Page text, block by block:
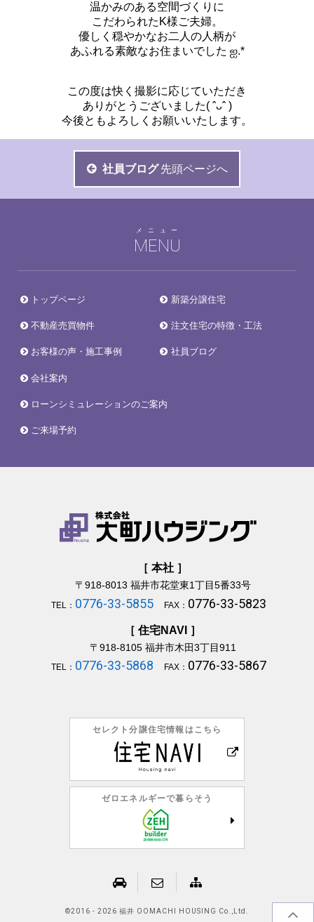
温かみのある空間づくりに
こだわられたK様ご夫婦。
優しく穏やかなお二人の人柄が
あふれる素敵なお住まいでした ஐ.*
この度は快く撮影に応じていただき
ありがとうございました( ˆᴗˆ )
今後ともよろしくお願いいたします。
社員ブログ 先頭ページへ
MENU
メニュー
トップページ 新築分譲住宅
不動産売買物件 注文住宅の特徴・工法
お客様の声・施工事例 社員ブログ
会社案内
ローンシミュレーションのご案内
ご来場予約
［ 本社 ］
〒918-8013 福井市花堂東1丁目5番33号
TEL： 0776-33-5855 FAX： 0776-33-5823
［ 住宅NAVI ］
〒918-8105福井市木田3丁目911
TEL： 0776-33-5868 FAX： 0776-33-5867
セレクト分譲住宅情報はこちら
ゼロエネルギーで暮らそう
©2016 - 2026 福井 OOMACHI HOUSING Co.,Ltd.